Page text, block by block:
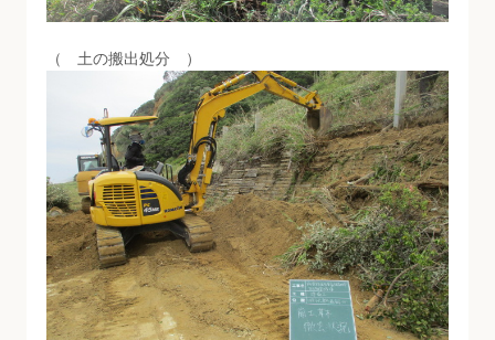
（ 土の搬出処分 ）